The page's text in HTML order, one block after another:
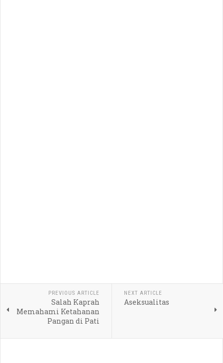
PREVIOUS ARTICLE
Salah Kaprah
Memahami Ketahanan
Pangan di Pati
NEXT ARTICLE
Aseksualitas